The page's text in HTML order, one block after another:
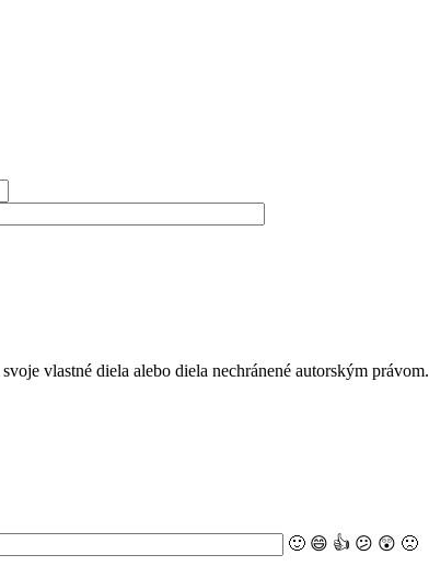
vlastné diela alebo diela nechránené autorským právom.
🙂 😄 👍 😕 😲 🙁